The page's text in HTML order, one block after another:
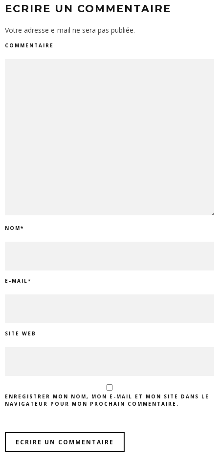
ECRIRE UN COMMENTAIRE
Votre adresse e-mail ne sera pas publiée.
COMMENTAIRE
NOM*
E-MAIL*
SITE WEB
ENREGISTRER MON NOM, MON E-MAIL ET MON SITE DANS LE
NAVIGATEUR POUR MON PROCHAIN COMMENTAIRE.